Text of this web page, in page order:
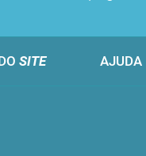
SITE AJUDA